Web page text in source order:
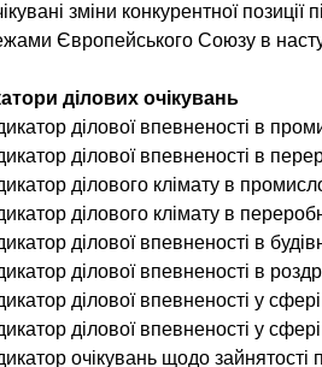
зміни конкурентної
Європейського Союзу в
ділових очікувань
ділової впевненості в
ділової впевненості в
ділового клімату в
ділового клімату в
ділової впевненості в
ділової впевненості в
ділової впевненості у
ділової впевненості у
очікувань щодо зайнятості